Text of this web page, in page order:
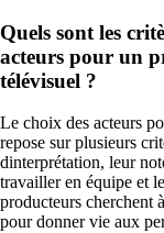
Quels sont les
acteurs pour un
télévisuel ?
Le choix des acteurs
repose sur plusieurs
dinterprétation, leur
travailler en équipe et
producteurs cherchent
pour donner vie aux